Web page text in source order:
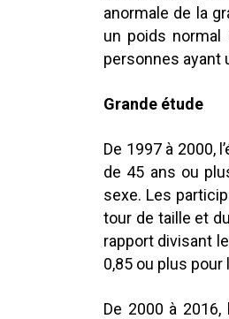
anormale de la
un poids
personnes ayant
Grande étude
De 1997 à 2000,
de 45 ans ou
sexe. Les
tour de taille et
rapport divisant
0,85 ou plus
De 2000 à 2016,